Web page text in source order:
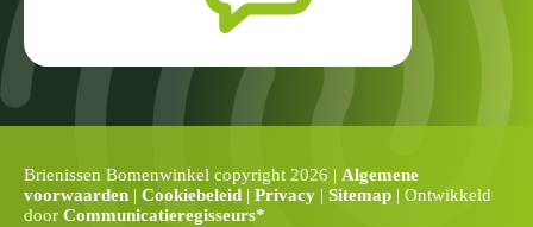
Brienissen Bomenwinkel copyright 2026 | Algemene
voorwaarden | Cookiebeleid | Privacy | Sitemap | Ontwikkeld
door Communicatieregisseurs*